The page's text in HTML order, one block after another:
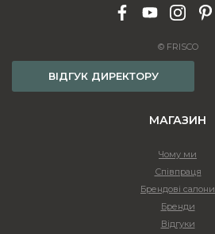
© FRISCO
ВІДГУК ДИРЕКТОРУ
МАГАЗИН
Чому ми
Співпраця
Брендові салони
Бренди
Відгуки